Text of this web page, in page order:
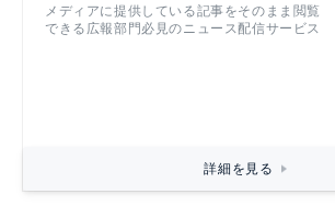
メディアに提供している記事をそのまま閲覧
できる広報部門必見のニュース配信サービス
詳細を見る